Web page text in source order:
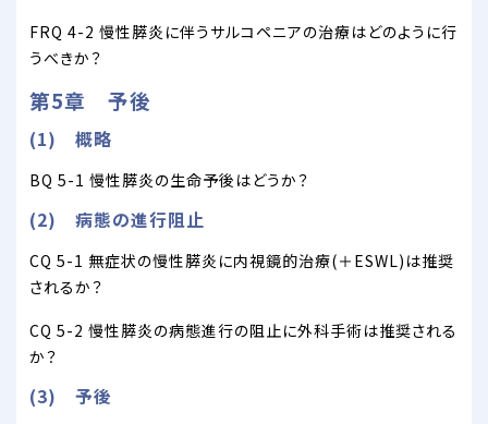
FRQ 4-2 慢性膵炎に伴うサルコペニアの治療はどのように行
うべきか？
第5章 予後
(1) 概略
BQ 5-1 慢性膵炎の生命予後はどうか？
(2) 病態の進行阻止
CQ 5-1 無症状の慢性膵炎に内視鏡的治療(＋ESWL)は推奨
されるか？
CQ 5-2 慢性膵炎の病態進行の阻止に外科手術は推奨される
か？
(3) 予後